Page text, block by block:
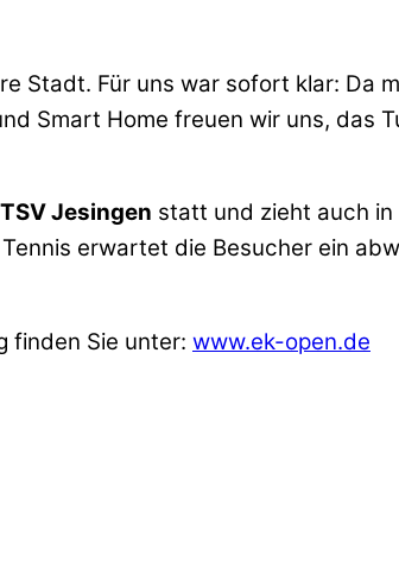
Stadt. Für uns war sofort klar: Da
Smart Home freuen wir uns, das
TSV Jesingen statt und zieht auch
erwartet die Besucher ein
finden Sie unter: www.ek-open.de